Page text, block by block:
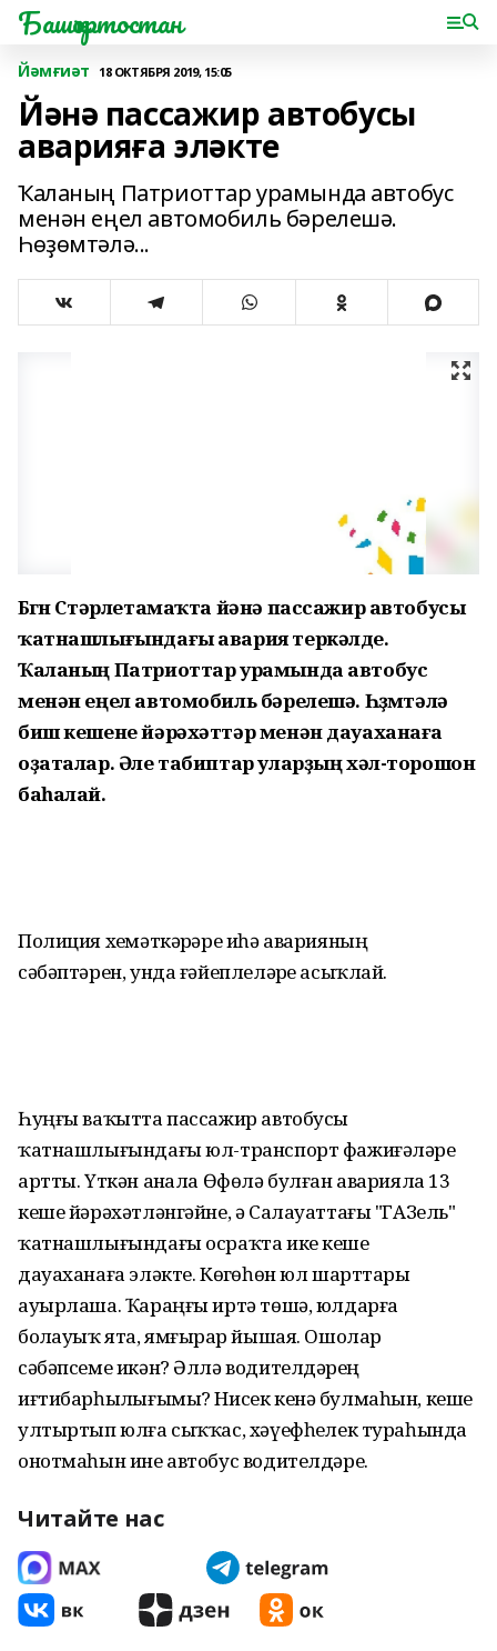
Башҡортостан
Йәмғиәт 18 ОКТЯБРЯ 2019, 15:05
Йәнә пассажир автобусы
аварияға эләкте
Ҡаланың Патриоттар урамында автобус
менән еңел автомобиль бәрелешә.
Һөҙөмтәлә...
Бөгөн Стәрлетамаҡта йәнә пассажир автобусы
ҡатнашлығындағы авария теркәлде.
Ҡаланың Патриоттар урамында автобус
менән еңел автомобиль бәрелешә. Һөҙөмтәлә
биш кешене йәрәхәттәр менән дауаханаға
оҙаталар. Әле табиптар уларҙың хәл-торошон
баһалай.
Полиция хеҙмәткәрҙәре иһә аварияның
сәбәптәрен, унда ғәйеплеләрҙе асыҡлай.
Һуңғы ваҡытта пассажир автобусы
ҡатнашлығындағы юл-транспорт фажиғәләре
артты. Үткән аҙнала Өфөлә булған аварияла 13
кеше йәрәхәтләнгәйне, ә Салауаттағы "ГАЗель"
ҡатнашлығындағы осраҡта ике кеше
дауаханаға эләкте. Көҙгөһөн юл шарттары
ауырлаша. Ҡараңғы иртә төшә, юлдарға
боҙлауыҡ ята, ямғырҙар йышая. Ошолар
сәбәпсеме икән? Әллә водителдәрҙең
иғтибарһыҙлығымы? Нисек кенә булмаһын, кеше
ултыртып юлға сыҡҡас, хәүефһеҙлек тураһында
онотмаһын ине автобус водителдәре.
Читайте нас